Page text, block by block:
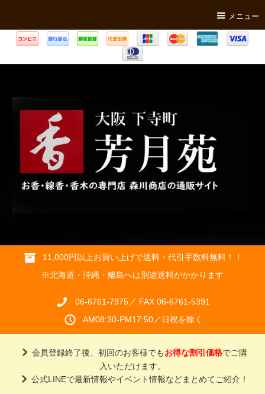
メニュー
11,000円以上お買い上げで送料・代引手数料無料！！
※北海道・沖縄・離島へは別途送料がかかります
06-6761-7975／ FAX 06-6761-5391
AM08:30-PM17:50／日祝を除く
会員登録終了後、初回のお客様でもお得な割引価格でご購
入いただけます。
公式LINEで最新情報やイベント情報などまとめてご紹介！